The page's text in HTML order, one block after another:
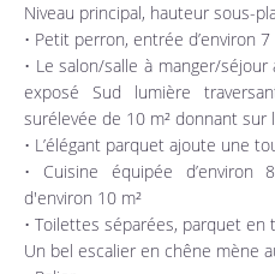
Niveau principal, hauteur sous-
• Petit perron, entrée d’environ 7
• Le salon/salle à manger/séjour
exposé Sud lumière
surélevée de 10 m² donnant sur
• L’élégant parquet ajoute une
• Cuisine équipée d’environ
d'environ 10 m²
• Toilettes séparées, parquet en
Un bel escalier en chêne mène